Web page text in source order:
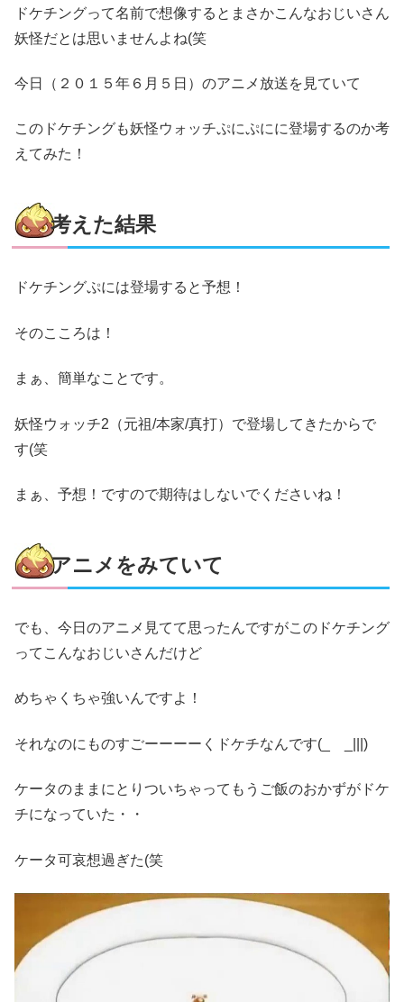
ドケチングって名前で想像するとまさかこんなおじいさん
妖怪だとは思いませんよね(笑
今日（２０１５年６月５日）のアニメ放送を見ていて
このドケチングも妖怪ウォッチぷにぷにに登場するのか考
えてみた！
考えた結果
ドケチングぷには登場すると予想！
そのこころは！
まぁ、簡単なことです。
妖怪ウォッチ2（元祖/本家/真打）で登場してきたからで
す(笑
まぁ、予想！ですので期待はしないでくださいね！
アニメをみていて
でも、今日のアニメ見てて思ったんですがこのドケチング
ってこんなおじいさんだけど
めちゃくちゃ強いんですよ！
それなのにものすごーーーーくドケチなんです(_ _|||)
ケータのままにとりついちゃってもうご飯のおかずがドケ
チになっていた・・
ケータ可哀想過ぎた(笑